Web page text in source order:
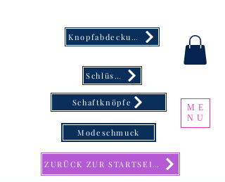
ME
NU
Knopfabdeckung
Schlüsselanhänger
Schaftknöpfe
Modeschmuck